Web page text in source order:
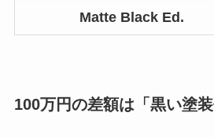
Matte Black Ed.
100万円の差額は「黒い塗